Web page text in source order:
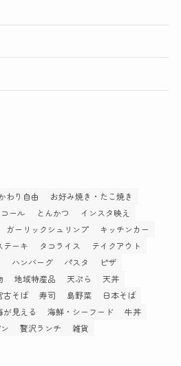
わり自由
お好み焼き・たこ焼き
ール とんかつ
インスタ映え
ガーリックシュリンプ
キッチンカー
テーキ タコライス
テイクアウト
ハンバーグ パスタ
ピザ
地域特産品 天ぷら
天丼
古そば 寿司 島野菜
日本そば
が見える 海鮮・シーフード
牛丼
贅沢ランチ 雑貨